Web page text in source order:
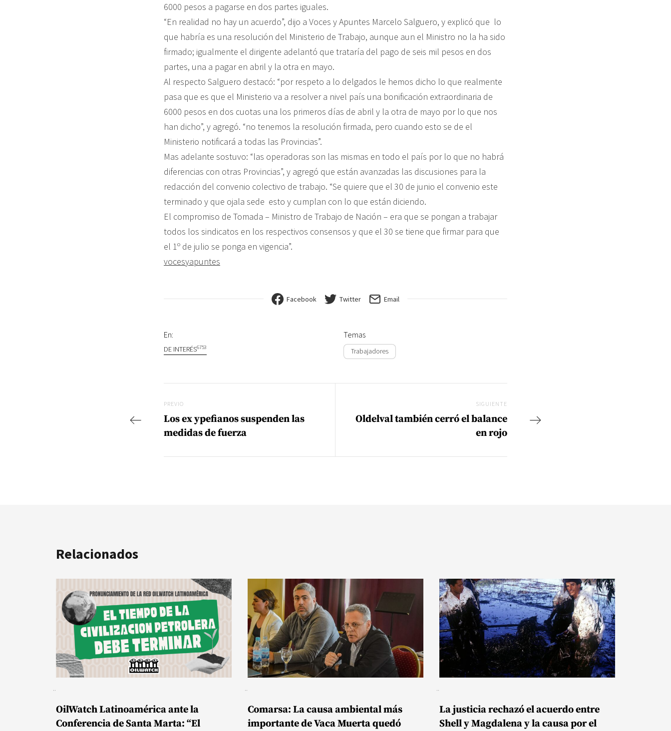
6000 pesos a pagarse en dos partes iguales.
“En realidad no hay un acuerdo”, dijo a Voces y Apuntes Marcelo Salguero, y explicó que lo
que habría es una resolución del Ministerio de Trabajo, aunque aun el Ministro no la ha sido
firmado; igualmente el dirigente adelantó que trataría del pago de seis mil pesos en dos
partes, una a pagar en abril y la otra en mayo.
Al respecto Salguero destacó: “por respeto a lo delgados le hemos dicho lo que realmente
pasa que es que el Ministerio va a resolver a nivel país una bonificación extraordinaria de
6000 pesos en dos cuotas una los primeros días de abril y la otra de mayo por lo que nos
han dicho”, y agregó. “no tenemos la resolución firmada, pero cuando esto se de el
Ministerio notificará a todas las Provincias”.
Mas adelante sostuvo: “las operadoras son las mismas en todo el país por lo que no habrá
diferencias con otras Provincias”, y agregó que están avanzadas las discusiones para la
redacción del convenio colectivo de trabajo. “Se quiere que el 30 de junio el convenio este
terminado y que ojala sede esto y cumplan con lo que están diciendo.
El compromiso de Tomada – Ministro de Trabajo de Nación – era que se pongan a trabajar
todos los sindicatos en los respectivos consensos y que el 30 se tiene que firmar para que
el 1º de julio se ponga en vigencia”.
vocesyapuntes
Facebook Twitter Email
En:
DE INTERÉS6753
Temas
Trabajadores
Previo
PREVIO
Los ex ypefianos suspenden las
medidas de fuerza
SIGUIENTE
Oldelval también cerró el balance
en rojo
Relacionados
OilWatch Latinoamérica ante la
Conferencia de Santa Marta: “El
Comarsa: La causa ambiental más
importante de Vaca Muerta quedó
La justicia rechazó el acuerdo entre
Shell y Magdalena y la causa por el